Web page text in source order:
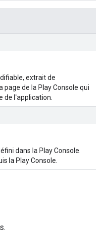
extrait de
page de la Play Console qui
de l'application.
dans la Play Console.
la Play Console.